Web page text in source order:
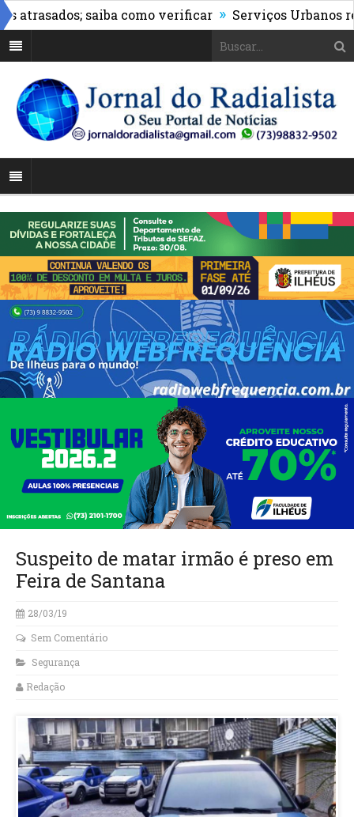
saiba como verificar » Serviços Urbanos
Suspeito de matar irmão é preso em
Feira de Santana
28/03/19
Sem Comentário
Segurança
Redação